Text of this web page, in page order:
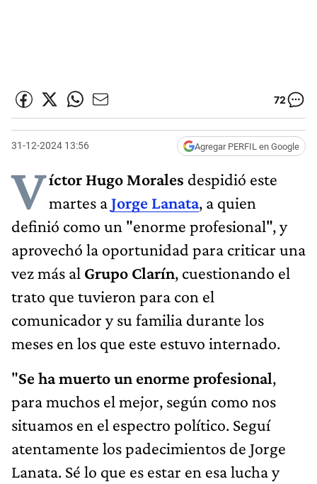
72
31-12-2024 13:56 Agregar PERFIL en Google
Víctor Hugo Morales despidió este
martes aJorge Lanata, a quien
definió como un "enorme profesional", y
aprovechó la oportunidad para criticar una
vez más al Grupo Clarín, cuestionando el
trato que tuvieron para con el
comunicador y su familia durante los
meses en los que este estuvo internado.
"Se ha muerto un enorme profesional,
para muchos el mejor, según como nos
situamos en el espectro político. Seguí
atentamente los padecimientos de Jorge
Lanata. Sé lo que es estar en esa lucha y